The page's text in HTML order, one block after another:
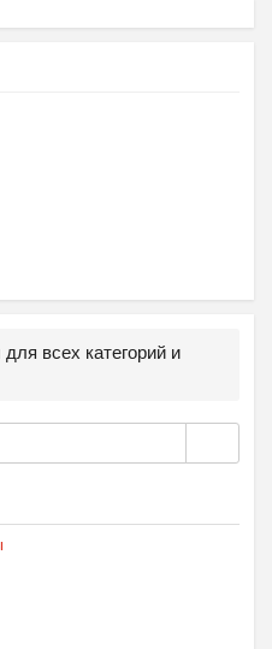
всех категорий и